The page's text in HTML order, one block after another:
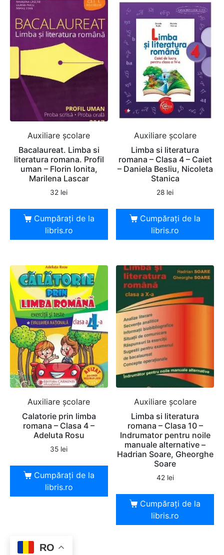
Auxiliare şcolare
Bacalaureat. Limba si
literatura romana. Profil
uman – Florin Ionita,
Marilena Lascar
32 lei
Cumpărați de la
libris.ro
Auxiliare şcolare
Limba si literatura
romana – Clasa 4 – Caiet
– Daniela Besliu, Nicoleta
Stanica
28 lei
Cumpărați de la
libris.ro
Auxiliare şcolare
Calatorie prin limba
romana – Clasa 4 –
Adeluta Rosu
35 lei
Cumpărați de la
libris.ro
Auxiliare şcolare
Limba si literatura
romana – Clasa 10 –
Indrumator pentru noile
manuale alternative –
Hadrian Soare, Gheorghe
Soare
42 lei
Cumpărați de la
libris.ro
RO